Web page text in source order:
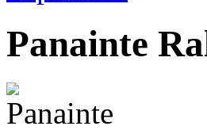
Panainte